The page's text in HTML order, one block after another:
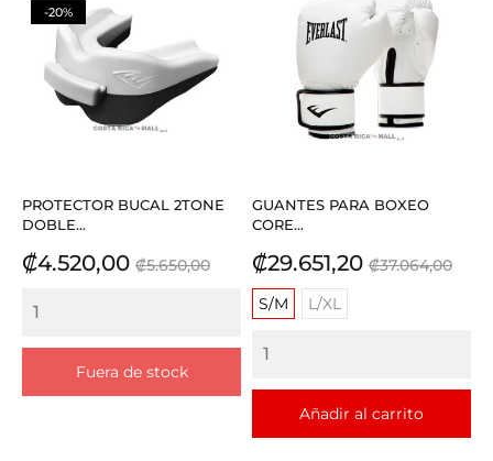
PROTECTOR BUCAL 2TONE
DOBLE...
Precio
₡4.520,00 Precio
₡5.650,00
Fuera de stock
-20%
GUANTES PARA BOXEO
CORE...
Precio
₡29.651,20 Precio
₡37.064,00
S/M
L/XL
Añadir al carrito